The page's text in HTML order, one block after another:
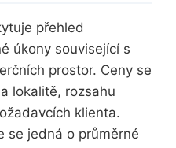
přehled
úkony související s
prostor. Ceny se
lokalitě, rozsahu
klienta.
se jedná o průměrné